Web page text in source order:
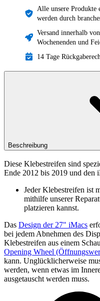
Alle unsere Produkte
werden durch
Versand innerhalb
Wochenenden und
14 Tage
Beschreibung
Diese Klebestreifen sind
Ende 2012 bis 2019 und den
Jeder Klebestreifen ist
mithilfe unserer
platzieren kannst.
Das Design der 27" iMacs
bei jedem Abnehmen des
Klebestreifen aus einem
Opening Wheel
kann. Unglücklicherweise
werden, wenn etwas im
ausgetauscht werden muss.